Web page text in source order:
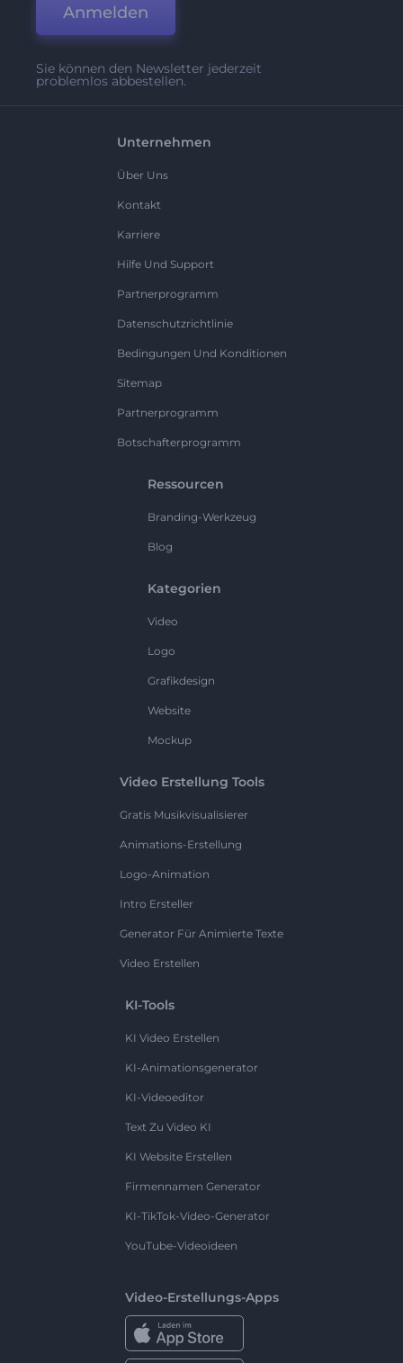
Anmelden
Sie können den Newsletter jederzeit
problemlos abbestellen.
Unternehmen
Über Uns
Kontakt
Karriere
Hilfe Und Support
Partnerprogramm
Datenschutzrichtlinie
Bedingungen Und Konditionen
Sitemap
Partnerprogramm
Botschafterprogramm
Ressourcen
Branding-Werkzeug
Blog
Kategorien
Video
Logo
Grafikdesign
Website
Mockup
Video Erstellung Tools
Gratis Musikvisualisierer
Animations-Erstellung
Logo-Animation
Intro Ersteller
Generator Für Animierte Texte
Video Erstellen
KI-Tools
KI Video Erstellen
KI-Animationsgenerator
KI-Videoeditor
Text Zu Video KI
KI Website Erstellen
Firmennamen Generator
KI-TikTok-Video-Generator
YouTube-Videoideen
Video-Erstellungs-Apps